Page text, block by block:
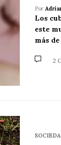
Por
Los
este
más
2